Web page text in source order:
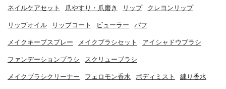
ネイルケアセット 爪やすり・爪磨き リップ クレヨンリップ
リップオイル リップコート ビューラー パフ
メイクキープスプレー メイクブラシセット アイシャドウブラシ
ファンデーションブラシ スクリューブラシ
メイクブラシクリーナー フェロモン香水 ボディミスト 練り香水